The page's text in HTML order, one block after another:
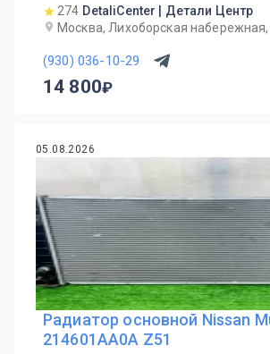
274 DetaliCenter | Детали Центр
Москва, Лихоборская набережная,
(930) 036-10-29
14 800
05.08.2026
Радиатор основной Nissan
214601AA0A Z51